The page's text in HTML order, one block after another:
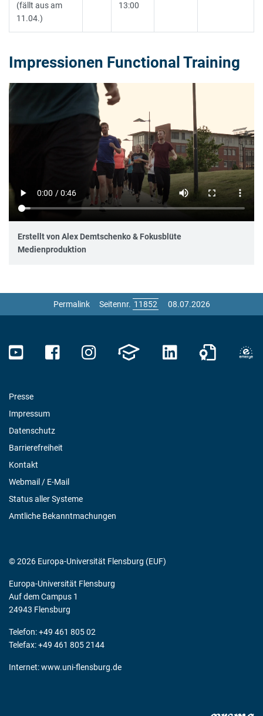
(fällt aus am
11.04.)
13:00
Impressionen Functional Training
Erstellt von Alex Demtschenko & Fokusblüte
Medienproduktion
Permalink Seitennr. 08.07.2026
Presse
Impressum
Datenschutz
Barrierefreiheit
Kontakt
Webmail / E-Mail
Status aller Systeme
Amtliche Bekanntmachungen
© 2026 Europa-Universität Flensburg (EUF)
Europa-Universität Flensburg
Auf dem Campus 1
24943 Flensburg
Telefon: +49 461 805 02
Telefax: +49 461 805 2144
Internet:www.uni-flensburg.de